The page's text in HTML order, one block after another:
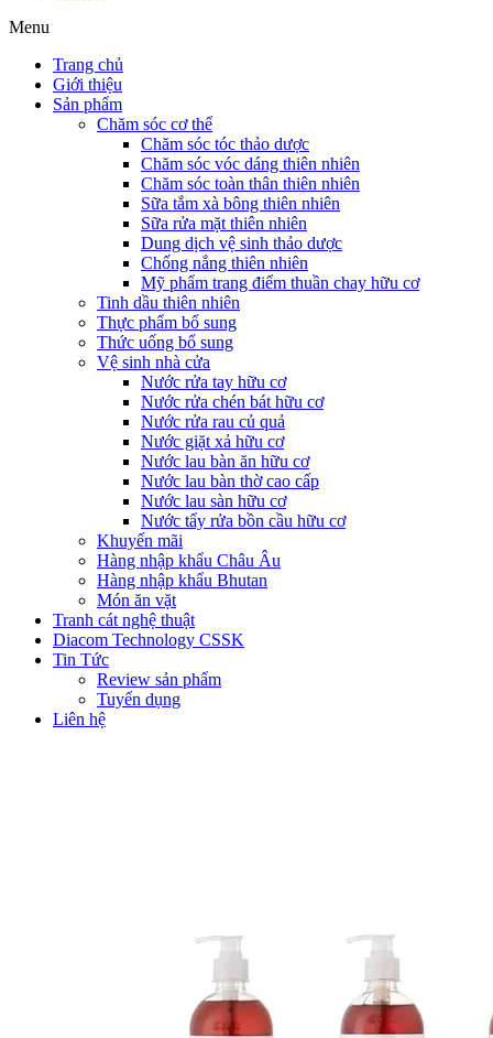
Menu
Trang chủ
Giới thiệu
Sản phẩm
Chăm sóc cơ thể
Chăm sóc tóc thảo dược
Chăm sóc vóc dáng thiên nhiên
Chăm sóc toàn thân thiên nhiên
Sữa tắm xà bông thiên nhiên
Sữa rửa mặt thiên nhiên
Dung dịch vệ sinh thảo dược
Chống nắng thiên nhiên
Mỹ phẩm trang điểm thuần chay hữu cơ
Tinh dầu thiên nhiên
Thực phẩm bổ sung
Thức uống bổ sung
Vệ sinh nhà cửa
Nước rửa tay hữu cơ
Nước rửa chén bát hữu cơ
Nước rửa rau củ quả
Nước giặt xả hữu cơ
Nước lau bàn ăn hữu cơ
Nước lau bàn thờ cao cấp
Nước lau sàn hữu cơ
Nước tẩy rửa bồn cầu hữu cơ
Khuyến mãi
Hàng nhập khẩu Châu Âu
Hàng nhập khẩu Bhutan
Món ăn vặt
Tranh cát nghệ thuật
Diacom Technology CSSK
Tin Tức
Review sản phẩm
Tuyển dụng
Liên hệ